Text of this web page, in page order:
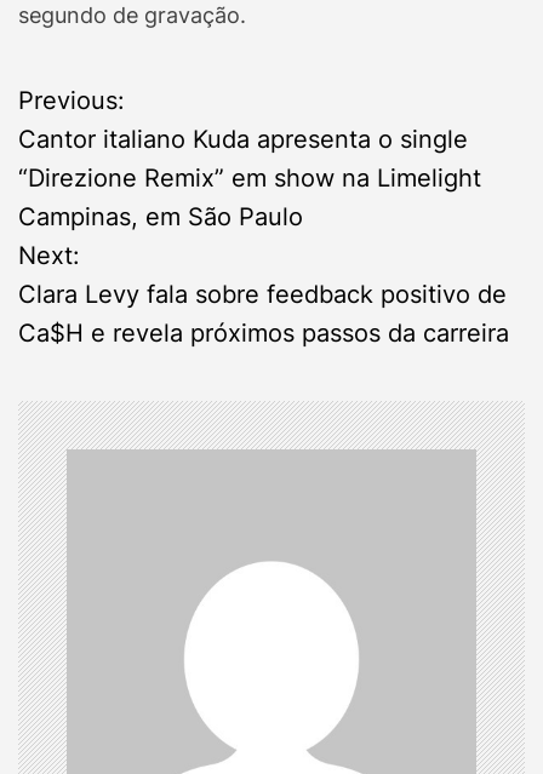
segundo de gravação.
P
o
s
t
n
a
v
i
g
a
t
i
Previous:
Cantor italiano Kuda apresenta o single
“Direzione Remix” em show na Limelight
Campinas, em São Paulo
Next:
Clara Levy fala sobre feedback positivo de
Ca$H e revela próximos passos da carreira